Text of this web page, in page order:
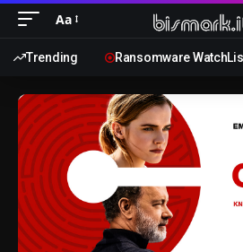
Aa
Trending Ransomware